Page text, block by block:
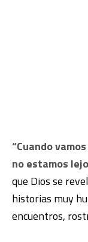
“Cuando
no estamos
que Dios se
historias muy
encuentros,